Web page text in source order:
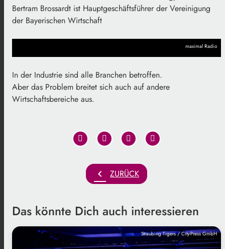
Bertram Brossardt ist Hauptgeschäftsführer der Vereinigung
der Bayerischen Wirtschaft
maximal Radio
In der Industrie sind alle Branchen betroffen.
Aber das Problem breitet sich auch auf andere
Wirtschaftsbereiche aus.
chevron_left ZURÜCK
Das könnte Dich auch interessieren
Straubing Tigers / City-Press GmbH